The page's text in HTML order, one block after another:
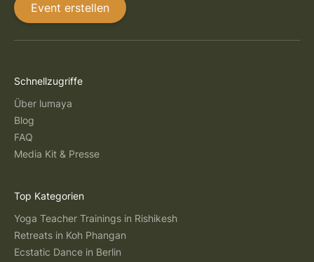
Event erstellen
Schnellzugriffe
Über lumaya
Blog
FAQ
Media Kit & Presse
Top Kategorien
Yoga Teacher Trainings in Rishikesh
Retreats in Koh Phangan
Ecstatic Dance in Berlin